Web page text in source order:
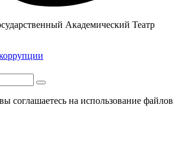
Академический Театр
соглашаетесь на использование файлов